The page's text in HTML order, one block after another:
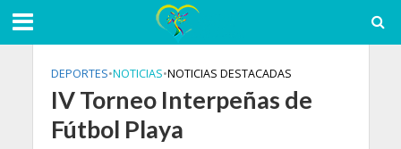
DEPORTES•NOTICIAS•NOTICIAS DESTACADAS
IV Torneo Interpeñas de
Fútbol Playa